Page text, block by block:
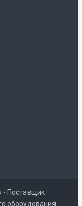
- Поставщик
оборудования